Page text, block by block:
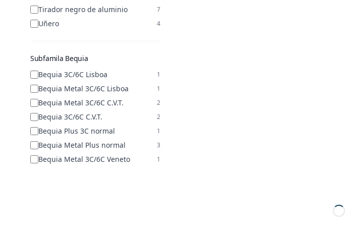
Tirador negro de aluminio
7
Uñero 4
Subfamila Bequia
Bequia 3C/6C Lisboa
1
Bequia Metal 3C/6C Lisboa 1
Bequia Metal 3C/6C C.V.T. 2
Bequia 3C/6C C.V.T. 2
Bequia Plus 3C normal 1
Bequia Metal Plus normal 3
Bequia Metal 3C/6C Veneto 1